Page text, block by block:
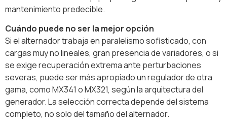
mantenimiento predecible.
Cuándo puede no ser la mejor opción
Si el alternador trabaja en paralelismo sofisticado, con
cargas muy no lineales, gran presencia de variadores, o si
se exige recuperación extrema ante perturbaciones
severas, puede ser más apropiado un regulador de otra
gama, como MX341 o MX321, según la arquitectura del
generador. La selección correcta depende del sistema
completo, no solo del tamaño del alternador.